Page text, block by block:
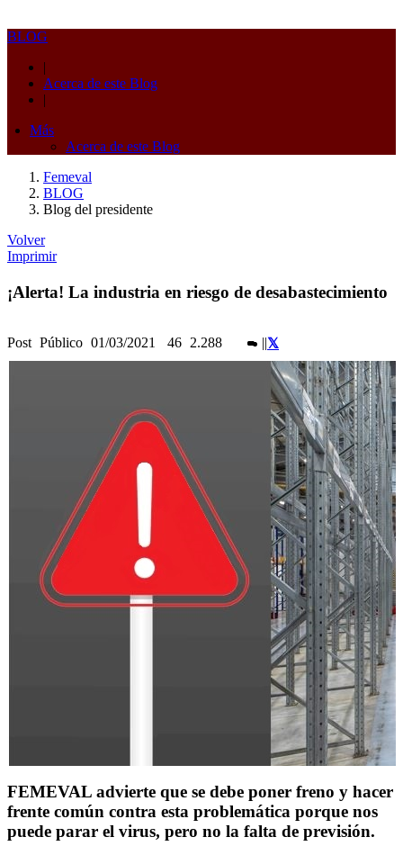
BLOG
|
Acerca de este Blog
|
Más
Acerca de este Blog
Femeval
BLOG
Blog del presidente
Volver
Imprimir
¡Alerta! La industria en riesgo de desabastecimiento
Post Público 01/03/2021 46 2.288 ||
FEMEVAL advierte que se debe poner freno y hacer
frente común contra esta problemática porque nos
puede parar el virus, pero no la falta de previsión.